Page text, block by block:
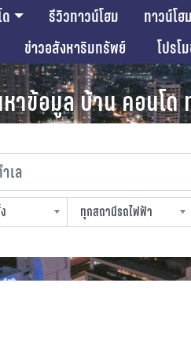
รีวิวทาวน์โฮม ทาวน์โฮม
ข่าวอสังหาริมทรัพย์ โปรโ
าข้อมูล บ้าน คอนโด
ทุกสถานีรถไฟฟ้า